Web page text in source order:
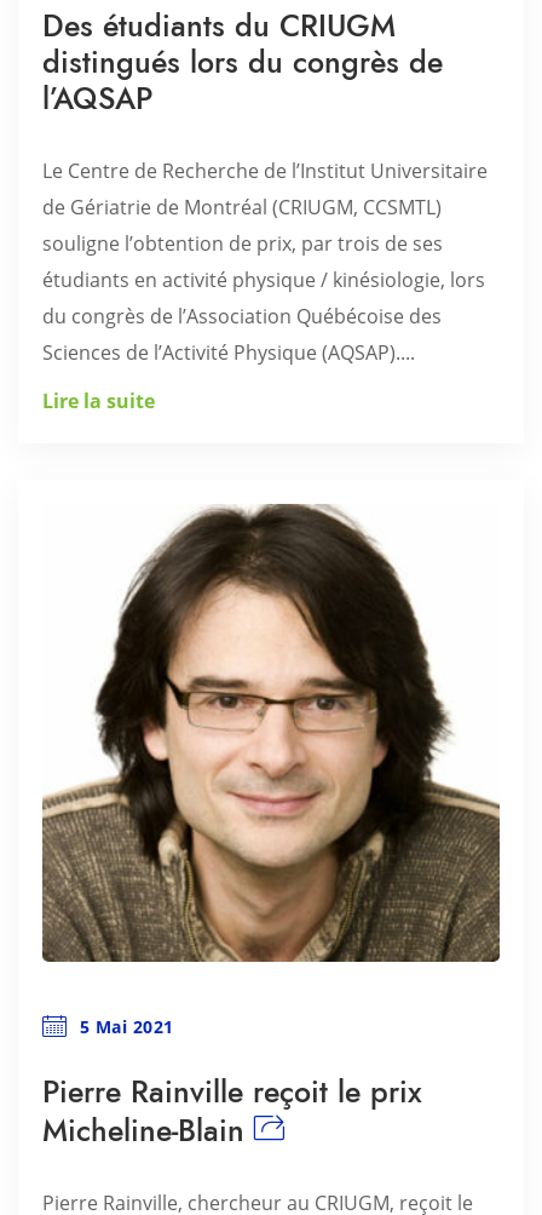
Des étudiants du CRIUGM
distingués lors du congrès de
l’AQSAP
Le Centre de Recherche de l’Institut Universitaire
de Gériatrie de Montréal (CRIUGM, CCSMTL)
souligne l’obtention de prix, par trois de ses
étudiants en activité physique / kinésiologie, lors
du congrès de l’Association Québécoise des
Sciences de l’Activité Physique (AQSAP)....
Lire la suite
5 Mai 2021
Pierre Rainville reçoit le prix
Micheline-Blain
Pierre Rainville, chercheur au CRIUGM, reçoit le